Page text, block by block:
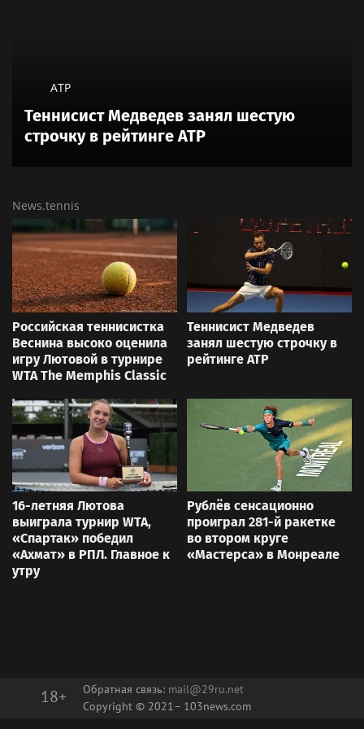
ATP
Теннисист Медведев занял шестую
строчку в рейтинге ATP
News.tennis
Российская теннисистка
Веснина высоко оценила
игру Лютовой в турнире
WTA The Memphis Classic
Теннисист Медведев
занял шестую строчку в
рейтинге ATP
16-летняя Лютова
выиграла турнир WTA,
«Спартак» победил
«Ахмат» в РПЛ. Главное к
утру
Рублёв сенсационно
проиграл 281-й ракетке
во втором круге
«Мастерса» в Монреале
18+ Обратная связь: mail@29ru.net
Copyright © 2021– 103news.com